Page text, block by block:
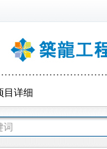
目详细